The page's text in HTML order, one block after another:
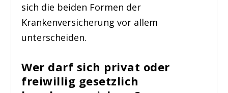
sich die beiden Formen der
Krankenversicherung vor allem
unterscheiden.
Wer darf sich privat oder
freiwillig gesetzlich